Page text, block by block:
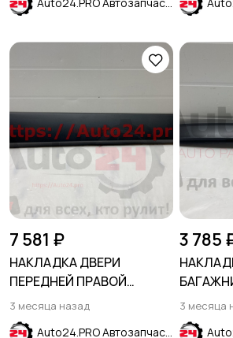
7 581 ₽
НАКЛАДКА ДВЕРИ
ПЕРЕДНЕЙ ПРАВОЙ
CHEVROLET TRAX 2017-
3 месяца назад
Auto24.PRO Автозапчасти
3 785
3 месяца